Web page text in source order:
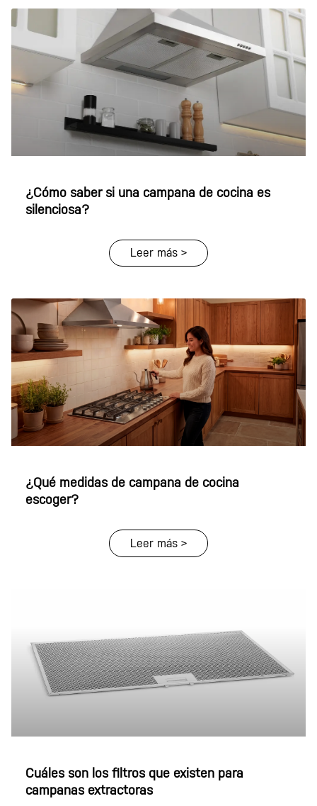
¿Cómo saber si una campana de cocina es
silenciosa?
Leer más >
¿Qué medidas de campana de cocina
escoger?
Leer más >
Cuáles son los filtros que existen para
campanas extractoras